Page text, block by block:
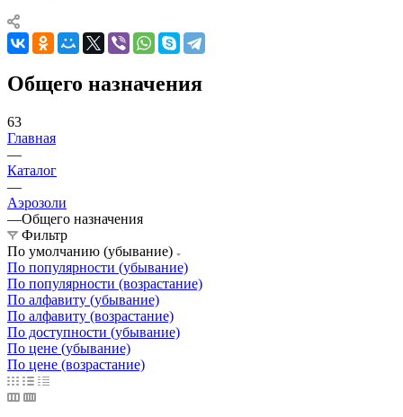
Общего назначения
63
Главная
—
Каталог
—
Аэрозоли
—Общего назначения
Фильтр
По умолчанию (убывание)
По популярности (убывание)
По популярности (возрастание)
По алфавиту (убывание)
По алфавиту (возрастание)
По доступности (убывание)
По цене (убывание)
По цене (возрастание)